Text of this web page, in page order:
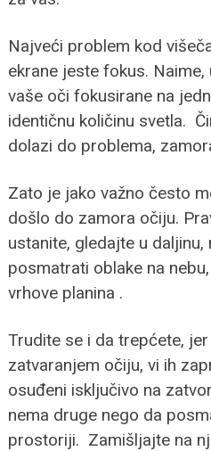
Najveći problem kod
ekrane jeste fokus.
vaše oči fokusirane na
identičnu količinu svetla.
dolazi do problema,
Zato je jako važno često
došlo do zamora očiju.
ustanite, gledajte u
posmatrati oblake na
vrhove planina .
Trudite se i da trepćete,
zatvaranjem očiju, vi ih
osuđeni isključivo na
nema druge nego da
prostoriji. Zamišljajte na